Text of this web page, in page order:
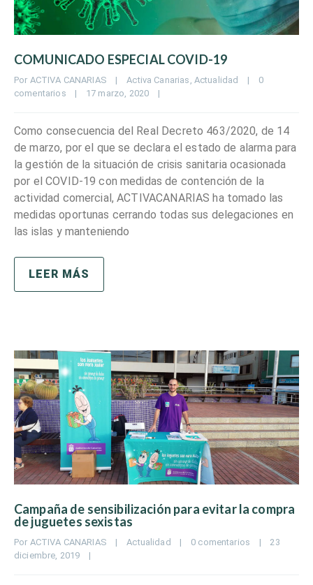
COMUNICADO ESPECIAL COVID-19
Por ACTIVA CANARIAS | Activa Canarias Actualidad |
0
comentarios
| 17 marzo, 2020 |
Como consecuencia del Real Decreto 463/2020, de 14
de marzo, por el que se declara el estado de alarma para
la gestión de la situación de crisis sanitaria ocasionada
por el COVID-19 con medidas de contención de la
actividad comercial, ACTIVACANARIAS ha tomado las
medidas oportunas cerrando todas sus delegaciones en
las islas y manteniendo
LEER MÁS
Campaña de sensibilización para evitar la compra
de juguetes sexistas
Por ACTIVA CANARIAS | Actualidad | 0 comentarios |
23
diciembre, 2019 |